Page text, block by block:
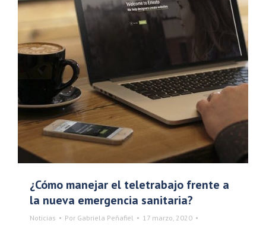
¿Cómo manejar el teletrabajo frente a
la nueva emergencia sanitaria?
Noticias Por Gabriela Peñafiel
17 marzo, 2020